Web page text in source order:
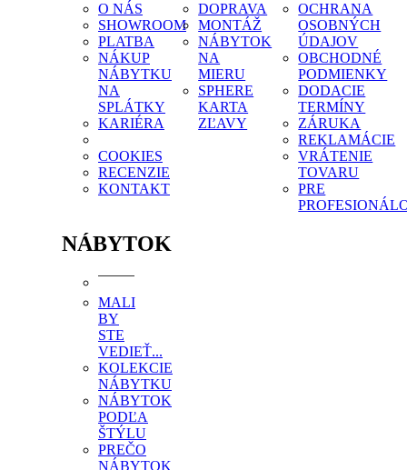
O NÁS
SHOWROOM
PLATBA
NÁKUP
NÁBYTKU
NA
SPLÁTKY
KARIÉRA
COOKIES
RECENZIE
KONTAKT
DOPRAVA
MONTÁŽ
NÁBYTOK
NA
MIERU
SPHERE
KARTA
ZĽAVY
OCHRANA
OSOBNÝCH
ÚDAJOV
OBCHODNÉ
PODMIENKY
DODACIE
TERMÍNY
ZÁRUKA
REKLAMÁCIE
VRÁTENIE
TOVARU
PRE
NÁBYTOK
MALI
BY
STE
VEDIEŤ...
KOLEKCIE
NÁBYTKU
NÁBYTOK
PODĽA
ŠTÝLU
PREČO
NÁBYTOK